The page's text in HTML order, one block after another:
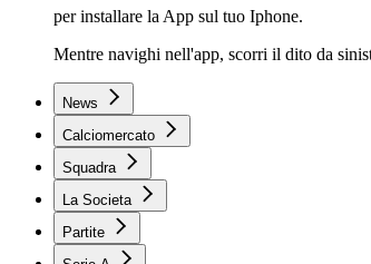
per installare la App sul tuo Iphone.
Mentre navighi nell'app, scorri il dito da
News
Calciomercato
Squadra
La Societa
Partite